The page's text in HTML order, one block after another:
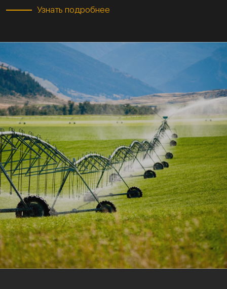
Узнать подробнее